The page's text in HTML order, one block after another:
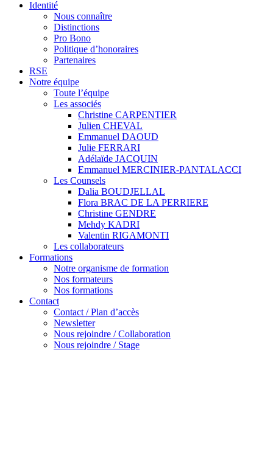
Identité
Nous connaître
Distinctions
Pro Bono
Politique d’honoraires
Partenaires
RSE
Notre équipe
Toute l’équipe
Les associés
Christine CARPENTIER
Julien CHEVAL
Emmanuel DAOUD
Julie FERRARI
Adélaïde JACQUIN
Emmanuel MERCINIER-PANTALACCI
Les Counsels
Dalia BOUDJELLAL
Flora BRAC DE LA PERRIERE
Christine GENDRE
Mehdy KADRI
Valentin RIGAMONTI
Les collaborateurs
Formations
Notre organisme de formation
Nos formateurs
Nos formations
Contact
Contact / Plan d’accès
Newsletter
Nous rejoindre / Collaboration
Nous rejoindre / Stage